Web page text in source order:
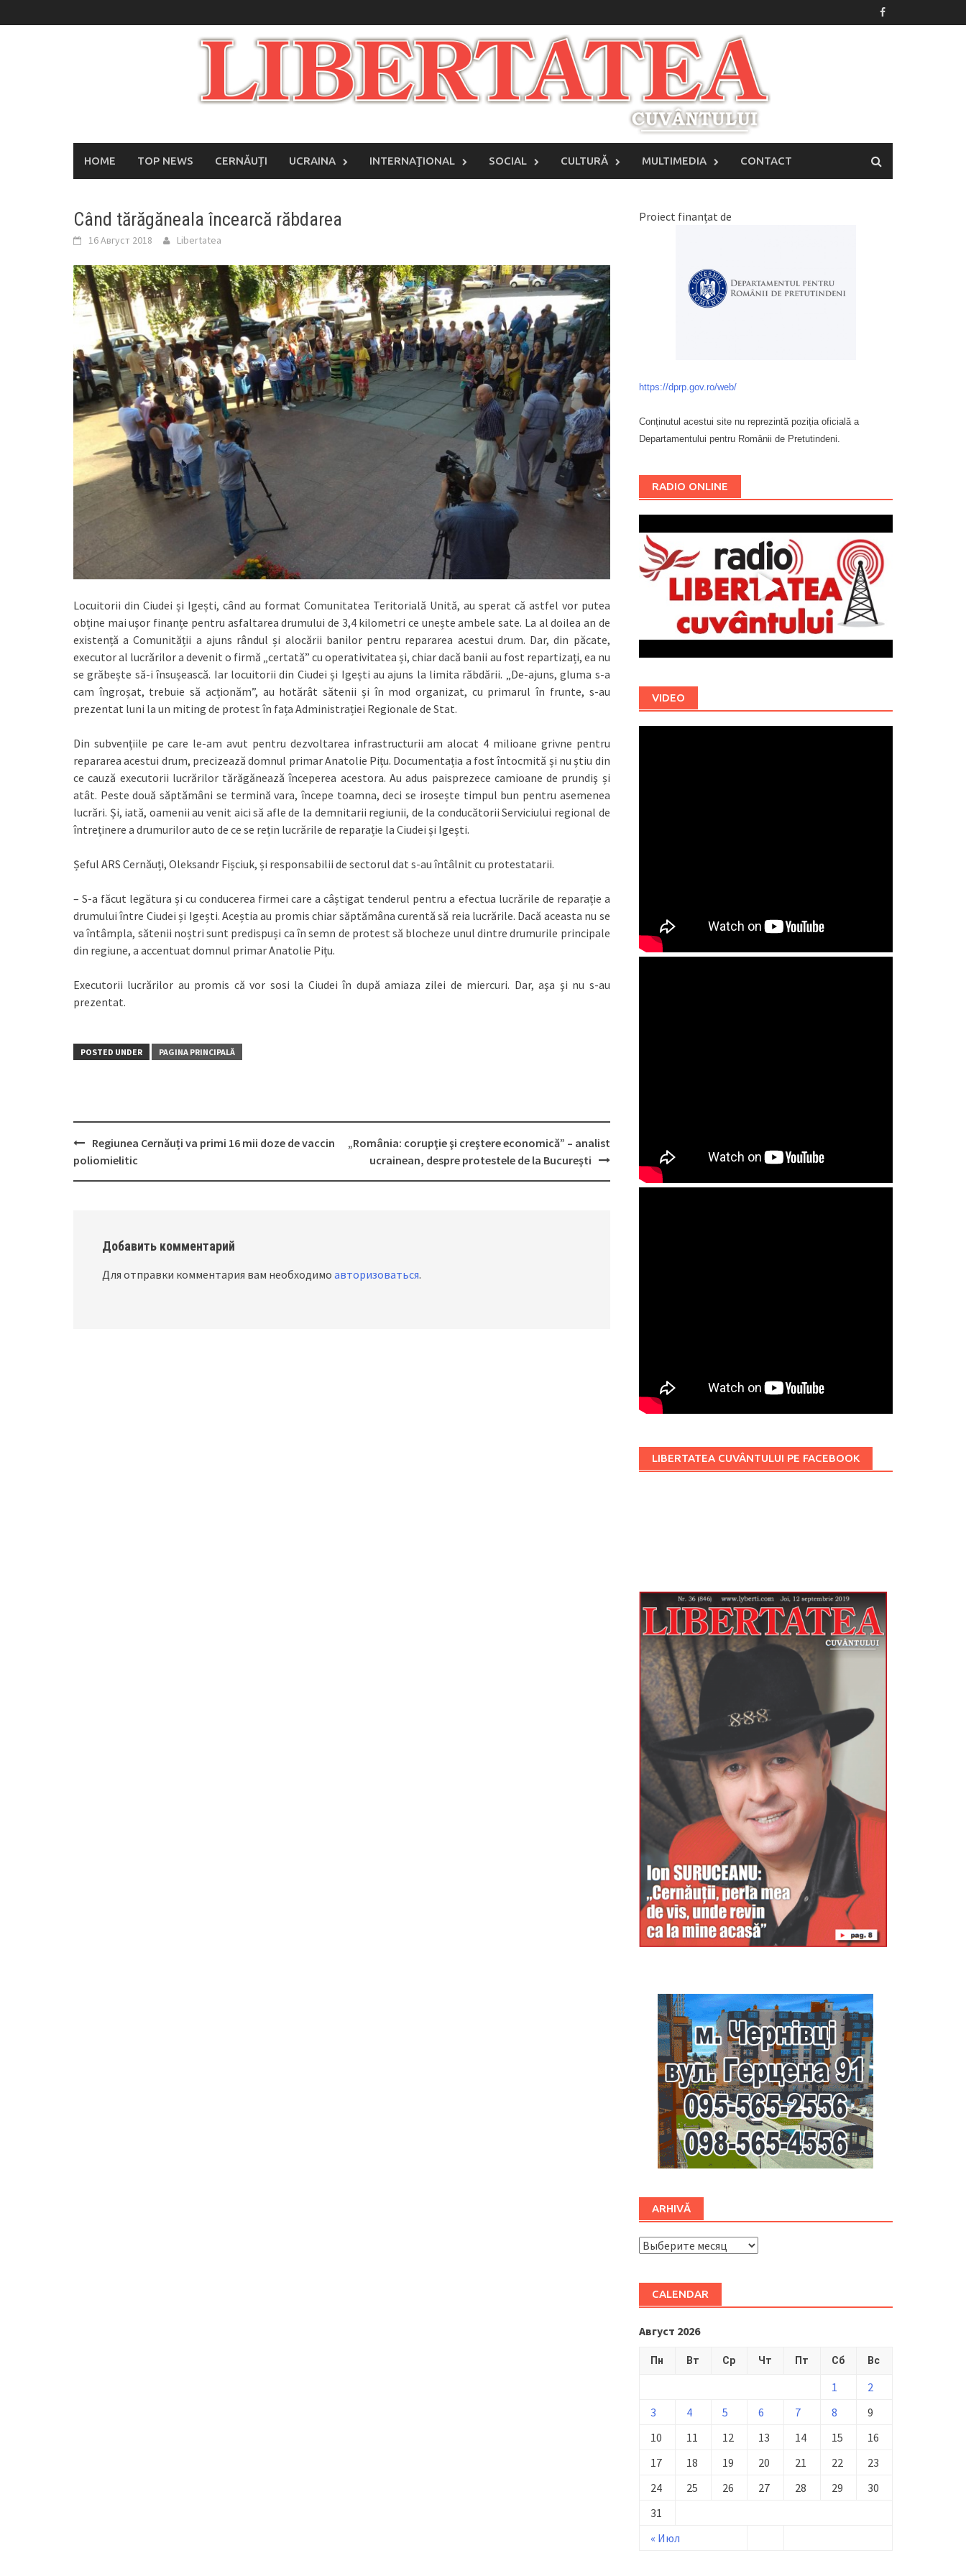
to
HOME TOP NEWS CERNĂUȚI UCRAINA INTERNAŢIONAL SOCIAL CULTURĂ MULTIMEDIA CONTACT
Când tărăgăneala încearcă răbdarea
16 Август 2018 Libertatea
Locuitorii din Ciudei și Igești, când au format Comunitatea Teritorială Unită, au sperat că astfel vor putea
obține mai uşor finanțe pentru asfaltarea drumului de 3,4 kilometri ce unește ambele sate. La al doilea an de
existență a Comunității a ajuns rândul și alocării banilor pentru repararea acestui drum. Dar, din păcate,
executor al lucrărilor a devenit o firmă „certată” cu operativitatea și, chiar dacă banii au fost repartizați, ea nu
se grăbește să-i însușească. Iar locuitorii din Ciudei și Igești au ajuns la limita răbdării. „De-ajuns, gluma s-a
cam îngroșat, trebuie să acționăm”, au hotărât sătenii și în mod organizat, cu primarul în frunte, s-au
prezentat luni la un miting de protest în fața Administrației Regionale de Stat.
Din subvențiile pe care le-am avut pentru dezvoltarea infrastructurii am alocat 4 milioane grivne pentru
repararea acestui drum, precizează domnul primar Anatolie Pițu. Documentația a fost întocmită și nu știu din
ce cauză executorii lucrărilor tărăgănează începerea acestora. Au adus paisprezece camioane de prundiş și
atât. Peste două săptămâni se termină vara, începe toamna, deci se irosește timpul bun pentru asemenea
lucrări. Și, iată, oamenii au venit aici să afle de la demnitarii regiunii, de la conducătorii Serviciului regional de
întreținere a drumurilor auto de ce se rețin lucrările de reparație la Ciudei și Igești.
Șeful ARS Cernăuți, Oleksandr Fișciuk, și responsabilii de sectorul dat s-au întâlnit cu protestatarii.
– S-a făcut legătura și cu conducerea firmei care a câștigat tenderul pentru a efectua lucrările de reparație a
drumului între Ciudei și Igești. Aceștia au promis chiar săptămâna curentă să reia lucrările. Dacă aceasta nu se
va întâmpla, sătenii noștri sunt predispuși ca în semn de protest să blocheze unul dintre drumurile principale
din regiune, a accentuat domnul primar Anatolie Pițu.
Executorii lucrărilor au promis că vor sosi la Ciudei în după amiaza zilei de miercuri. Dar, aşa şi nu s-au
prezentat.
POSTED UNDER PAGINA PRINCIPALĂ
Post
navigation
Regiunea Cernăuți va primi 16 mii doze de vaccin
poliomielitic
„România: corupţie şi creştere economică” – analist
ucrainean, despre protestele de la Bucureşti
Добавить комментарий
Для отправки комментария вам необходимо авторизоваться.
Proiect finanțat de
https://dprp.gov.ro/web/
Conținutul acestui site nu reprezintă poziția oficială a
Departamentului pentru Românii de Pretutindeni.
RADIO ONLINE
VIDEO
LIBERTATEA CUVÂNTULUI PE FACEBOOK
ARHIVĂ
ARHIVĂ
CALENDAR
Август 2026
Пн Вт Ср Чт Пт Сб Вс
« Июл
1
2
3
4 5 6 7 8
9
10
11 12 13 14 15
16
17
18 19 20 21 22
23
24
25 26 27 28 29
30
31